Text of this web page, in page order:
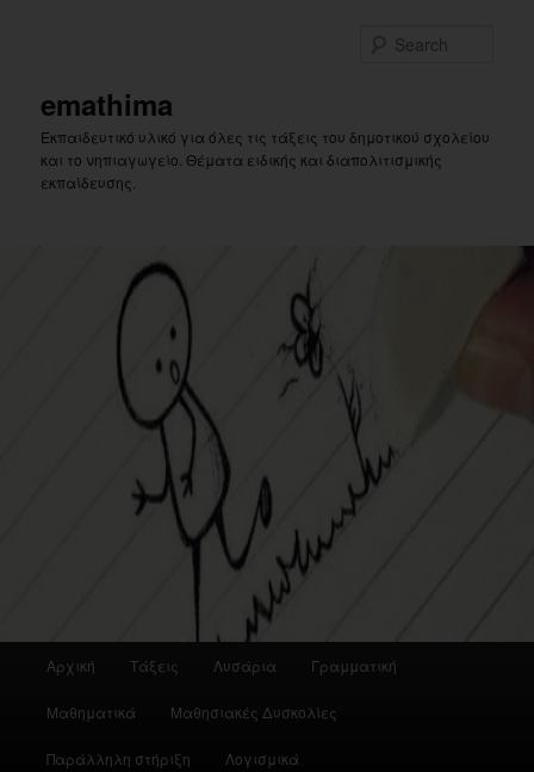
emathima
Εκπαιδευτικό υλικό για όλες τις τάξεις του δημοτικού σχολείου
και το νηπιαγωγείο. Θέματα ειδικής και διαπολιτισμικής
εκπαίδευσης.
Αρχική Τάξεις Λυσάρια Γραμματική
Μαθηματικά Μαθησιακές Δυσκολίες
Παράλληλη στήριξη Λογισμικά